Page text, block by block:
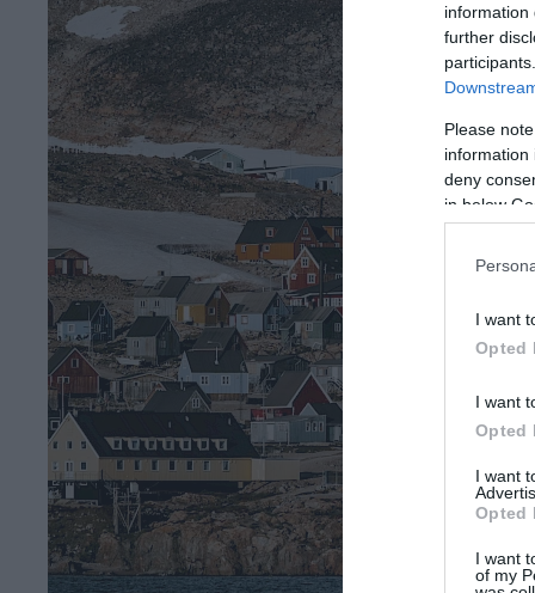
information
further
Please
information
deny
in below
I want
Opted
I want
Opted
I want
Opted
I want
of my